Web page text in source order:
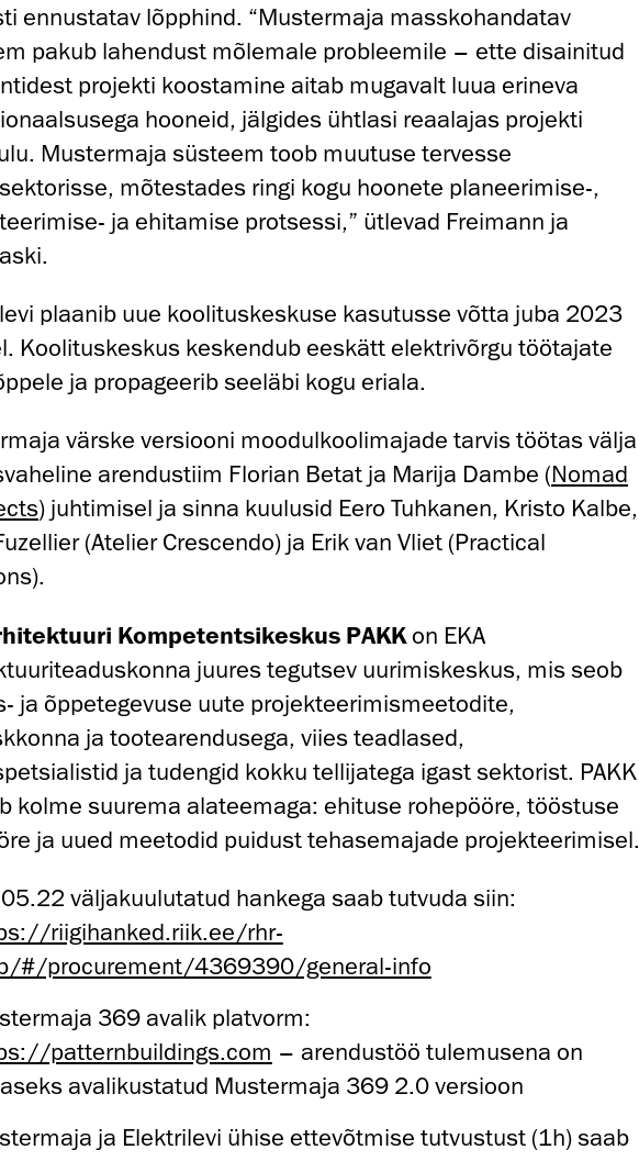
ennustatav lõpphind. “Mustermaja masskohandatav
pakub lahendust mõlemale probleemile – ette disainitud
projekti koostamine aitab mugavalt luua erineva
hooneid, jälgides ühtlasi reaalajas projekti
Mustermaja süsteem toob muutuse tervesse
mõtestades ringi kogu hoonete planeerimise-,
ja ehitamise protsessi,” ütlevad Freimann ja
plaanib uue koolituskeskuse kasutusse võtta juba 2023
Koolituskeskus keskendub eeskätt elektrivõrgu töötajate
ja propageerib seeläbi kogu eriala.
värske versiooni moodulkoolimajade tarvis töötas välja
arendustiim Florian Betat ja Marija Dambe (Nomad
) juhtimisel ja sinna kuulusid Eero Tuhkanen, Kristo Kalbe,
(Atelier Crescendo) ja Erik van Vliet (Practical
Kompetentsikeskus PAKK on EKA
juures tegutsev uurimiskeskus, mis seob
ja õppetegevuse uute projekteerimismeetodite,
ja tootearendusega, viies teadlased,
ja tudengid kokku tellijatega igast sektorist. PAKK
kolme suurema alateemaga: ehituse rohepööre, tööstuse
ja uued meetodid puidust tehasemajade projekteerimisel.
väljakuulutatud hankega saab tutvuda siin:
riigihanked.riik.ee/rhr-
#/procurement/4369390/general-info
369 avalik platvorm:
patternbuildings.com – arendustöö tulemusena on
avalikustatud Mustermaja 369 2.0 versioon
ja Elektrilevi ühise ettevõtmise tutvustust (1h) saab